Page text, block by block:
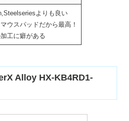
よりも良い
ウスパッドだから最高！
工に癖がある
Alloy HX-KB4RD1-